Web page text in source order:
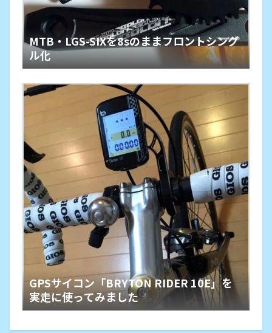
MTB・LGS-SIXを8sのままフロントシング
ル化
GPSサイコン「BRYTON RIDER 10E」を
実走に使ってみました